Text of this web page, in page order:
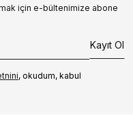
için e-bültenimize abone
Kayıt Ol
, okudum, kabul